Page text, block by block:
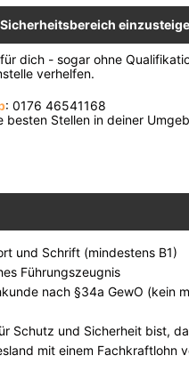
dich - sogar ohne
verhelfen.
: 0176 46541168
Stellen in deiner
und Schrift (mindestens B1)
Führungszeugnis
nach §34a GewO (kein
Schutz und Sicherheit bist,
mit einem Fachkraftlohn